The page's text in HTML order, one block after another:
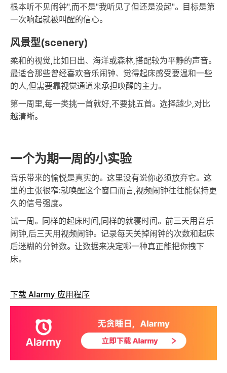
根本听不见闹钟",而不是"我听见了但还是没起"。目标是第
一次响起就被叫醒的信心。
风景型(scenery)
柔和的视觉,比如日出、海洋或森林,搭配较为平静的声音。
最适合那些曾经喜欢音乐闹钟、觉得起床感受要温和一些
的人,但需要靠视觉通道来承担唤醒的主力。
第一周里,每一类挑一首就好,不要挑五首。选择越少,对比
越清晰。
一个为期一周的小实验
音乐带来的愉悦是真实的。这里没有说你必须放弃它。这
里的主张很窄:就唤醒这个窗口而言,视频闹钟往往能保持更
久的信号强度。
试一周。同样的起床时间,同样的就寝时间。前三天用音乐
闹钟,后三天用视频闹钟。记录每天关掉闹钟的次数和起床
后迷糊的分钟数。让数据来决定哪一种真正能把你拽下
床。
下载 Alarmy 应用程序